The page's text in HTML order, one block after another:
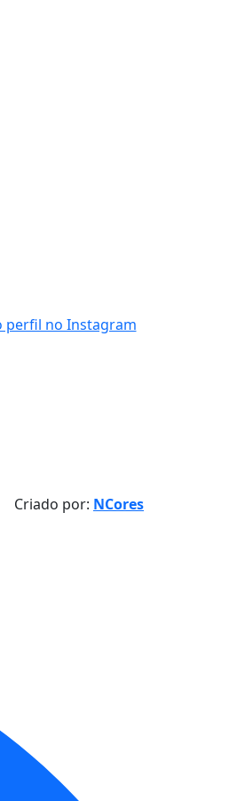
Criado por: NCores